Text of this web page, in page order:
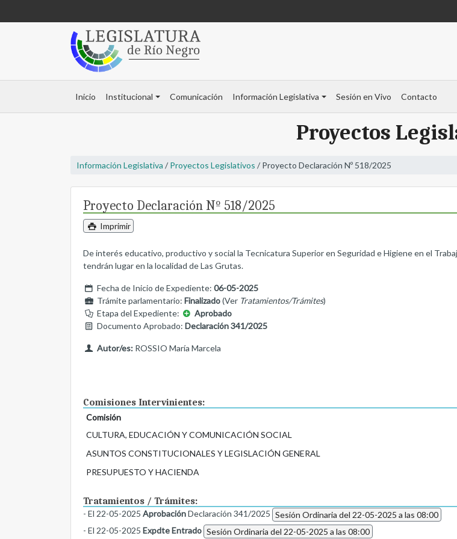
Inicio Institucional Comunicación Información Legislativa Sesión en Vivo Contacto
Proyectos
Información Legislativa / Proyectos Legislativos / Proyecto Declaración Nº 518/2025
Proyecto Declaración Nº 518/2025
Imprimir
De interés educativo, productivo y social la Tecnicatura Superior en Seguridad e Higiene en el
tendrán lugar en la localidad de Las Grutas.
Fecha de Inicio de Expediente: 06-05-2025
Trámite parlamentario: Finalizado(Ver Tratamientos/Trámites)
Etapa del Expediente:
Aprobado
Documento Aprobado: Declaración 341/2025
Autor/es:ROSSIO María Marcela
Comisiones Intervinientes:
Comisión
CULTURA, EDUCACIÓN Y COMUNICACIÓN SOCIAL
ASUNTOS CONSTITUCIONALES Y LEGISLACIÓN GENERAL
PRESUPUESTO Y HACIENDA
Tratamientos / Trámites:
- El 22-05-2025 AprobaciónDeclaración 341/2025 Sesión Ordinaria del 22-05-2025 a las 08:00
- El 22-05-2025 Expdte Entrado Sesión Ordinaria del 22-05-2025 a las 08:00